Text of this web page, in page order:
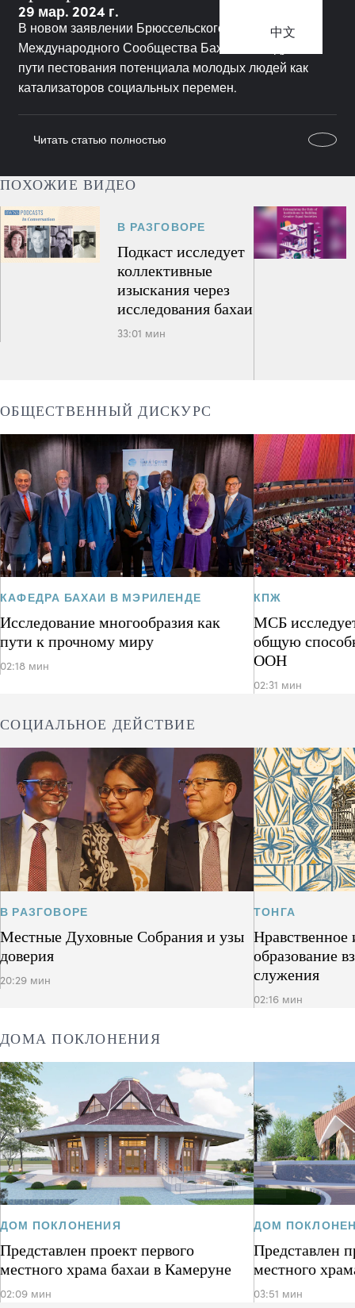
中文
29 мар. 2024 г.
В новом заявлении Брюссельского офиса
Международного Сообщества Бахаи исследуются
пути пестования потенциала молодых людей как
катализаторов социальных перемен.
Читать статью полностью
ПОХОЖИЕ ВИДЕО
В РАЗГОВОРЕ
Подкаст исследует
коллективные
изыскания через
исследования бахаи
33:01 мин
ОБЩЕСТВЕННЫЙ ДИСКУРС
КАФЕДРА БАХАИ В МЭРИЛЕНДЕ
Исследование многообразия как
пути к прочному миру
02:18 мин
КПЖ
МСБ
общую
ООН
02:31 мин
СОЦИАЛЬНОЕ ДЕЙСТВИЕ
В РАЗГОВОРЕ
Местные Духовные Собрания и узы
доверия
20:29 мин
ТОНГА
Нравственное
образование
служения
02:16 мин
ДОМА ПОКЛОНЕНИЯ
ДОМ ПОКЛОНЕНИЯ
Представлен проект первого
местного храма бахаи в Камеруне
02:09 мин
ДОМ
Представлен
местного
03:51 мин